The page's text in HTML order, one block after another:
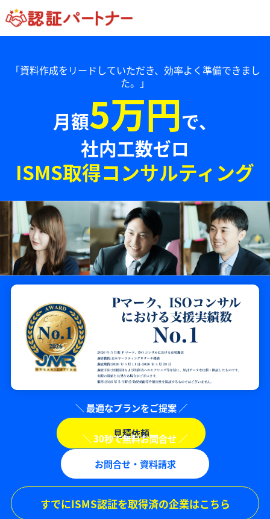
「資料作成をリードしていただき、効率よく準備できまし
た。」
月額5万円で、
社内工数ゼロ
ISMS取得コンサルティング
見積依頼
お問合せ・資料請求
すでにISMS認証を取得済の企業はこちら